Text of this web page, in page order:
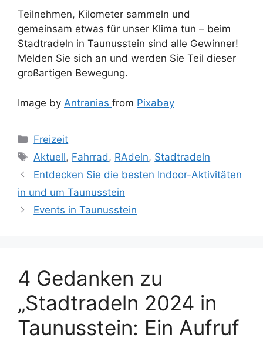
Teilnehmen, Kilometer sammeln und
gemeinsam etwas für unser Klima tun – beim
Stadtradeln in Taunusstein sind alle Gewinner!
Melden Sie sich an und werden Sie Teil dieser
großartigen Bewegung.
Image by Antranias from Pixabay
Kategorien
Freizeit
Schlagwörter
Aktuell, Fahrrad , RAdeln, Stadtradeln
Entdecken Sie die besten Indoor-Aktivitäten
in und um Taunusstein
Events in Taunusstein
4 Gedanken zu
„Stadtradeln 2024 in
Taunusstein: Ein Aufruf